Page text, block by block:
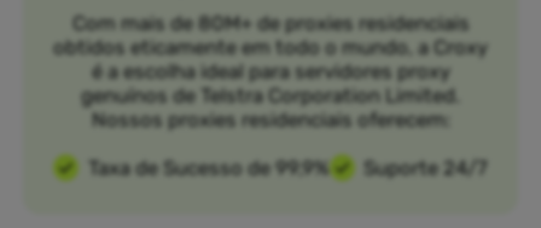
Com mais de 80M+ de proxies residenciais
obtidos eticamente em todo o mundo, a Croxy
é a escolha ideal para servidores proxy
genuínos de Telstra Corporation Limited.
Nossos proxies residenciais oferecem:
Taxa de Sucesso de 99,9%
Suporte 24/7